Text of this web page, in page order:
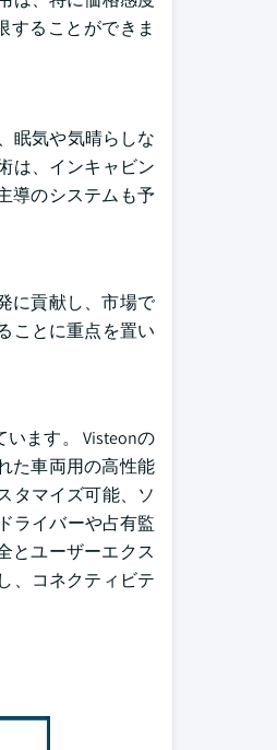
することができま
眠気や気晴らしな
は、インキャビン
導のシステムも予
に貢献し、市場で
ことに重点を置い
ます。 Visteonの
た車両用の高性能
タマイズ可能、ソ
ライバーや占有監
とユーザーエクス
、コネクティビテ